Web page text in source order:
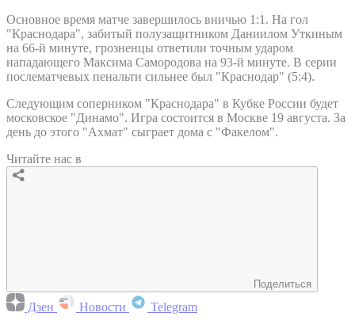
Основное время матче завершилось вничью 1:1. На гол
"Краснодара", забитый полузащитником Даниилом Уткиным
на 66-й минуте, грозненцы ответили точным ударом
нападающего Максима Самородова на 93-й минуте. В серии
послематчевых пенальти сильнее был "Краснодар" (5:4).
Следующим соперником "Краснодара" в Кубке России будет
московское "Динамо". Игра состоится в Москве 19 августа. За
день до этого "Ахмат" сыграет дома с "Факелом".
Читайте нас в
Поделиться
Дзен Новости Telegram